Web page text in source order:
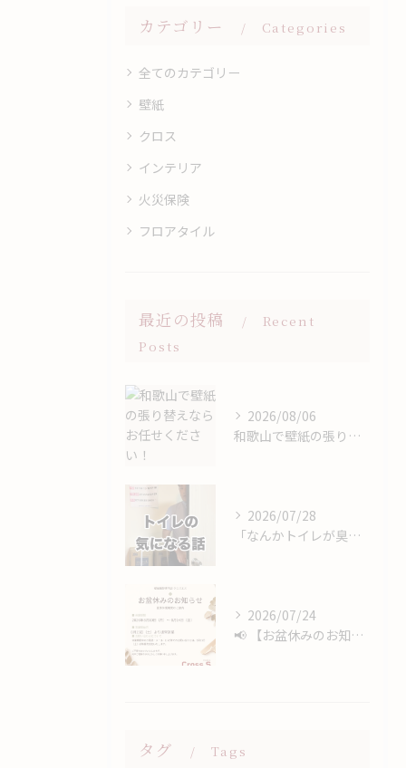
カテゴリー Categories
全てのカテゴリー
壁紙
クロス
インテリア
火災保険
フロアタイル
最近の投稿
Recent
Posts
2026/08/06
和歌山で壁紙の張り替えならお任せください！
2026/07/28
「なんかトイレが臭い…」
2026/07/24
📢 【お盆休みのお知らせ】
タグ Tags